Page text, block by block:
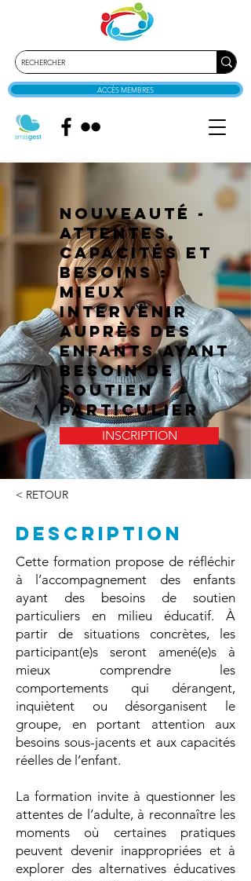
ACCÈS MEMBRES
NOUVEAUTÉ -
Attentes,
capacités et
besoins :
mieux
intervenir
auprès des
enfants ayant
besoin de
soutien
particulier
INSCRIPTION
< RETOUR
DESCRIPTION
Cette formation propose de réfléchir
à l’accompagnement des enfants
ayant des besoins de soutien
particuliers en milieu éducatif. À
partir de situations concrètes, les
participant(e)s seront amené(e)s à
mieux comprendre les
comportements qui dérangent,
inquiètent ou désorganisent le
groupe, en portant attention aux
besoins sous-jacents et aux capacités
réelles de l’enfant.
La formation invite à questionner les
attentes de l’adulte, à reconnaître les
moments où certaines pratiques
peuvent devenir inappropriées et à
explorer des alternatives éducatives